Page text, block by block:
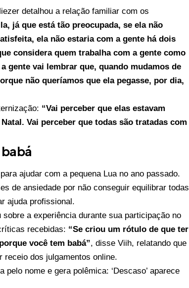
detalhou a relação familiar com os
já que está tão preocupada, se ela não
ela não estaria com a gente há dois
considera quem trabalha com a gente como
gente vai lembrar que, quando mudamos de
não queríamos que ela pegasse, por dia,
“Vai perceber que elas estavam
Vai perceber que todas são tratadas com
ajudar com a pequena Lua no ano passado.
de ansiedade por não conseguir equilibrar todas
ajuda profissional.
a experiência durante sua participação no
recebidas: “Se criou um rótulo de que ter
você tem babá”, disse Viih, relatando que
receio dos julgamentos online.
pelo nome e gera polêmica: ‘Descaso’ aparece